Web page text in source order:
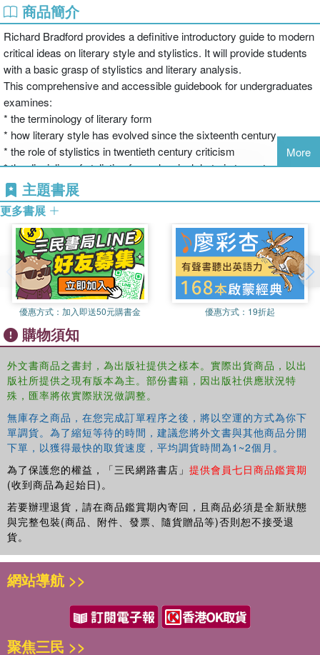
商品簡介
Richard Bradford provides a definitive introductory guide to modern
critical ideas on literary style and stylistics. It will provide students
with a basic grasp of stylistics and literary analysis.
This comprehensive and accessible guidebook for undergraduates
examines:
* the terminology of literary form
* how literary style has evolved since the sixteenth century
* the role of stylistics in twentieth century criticism
* the discipline of stylistics from classical rhetoric to post-
structuralism
* the relationship between literary style and its historical context
* style and gender
* examples of poems, plays and novels from Shakespeare to the
present day.
More
主題書展
更多書展
優惠方式： 加入即送50元購書金 優惠方式： 19折起
購物須知
外文書商品之書封，為出版社提供之樣本。實際出貨商品，以出
版社所提供之現有版本為主。部份書籍，因出版社供應狀況特
殊，匯率將依實際狀況做調整。
無庫存之商品，在您完成訂單程序之後，將以空運的方式為你下
單調貨。為了縮短等待的時間，建議您將外文書與其他商品分開
下單，以獲得最快的取貨速度，平均調貨時間為1~2個月。
為了保護您的權益，「三民網路書店」 提供會員七日商品鑑賞期
(收到商品為起始日)。
若要辦理退貨，請在商品鑑賞期內寄回，且商品必須是全新狀態
與完整包裝(商品、附件、發票、隨貨贈品等)否則恕不接受退
貨。
網站導航 >>
聚焦三民 >>